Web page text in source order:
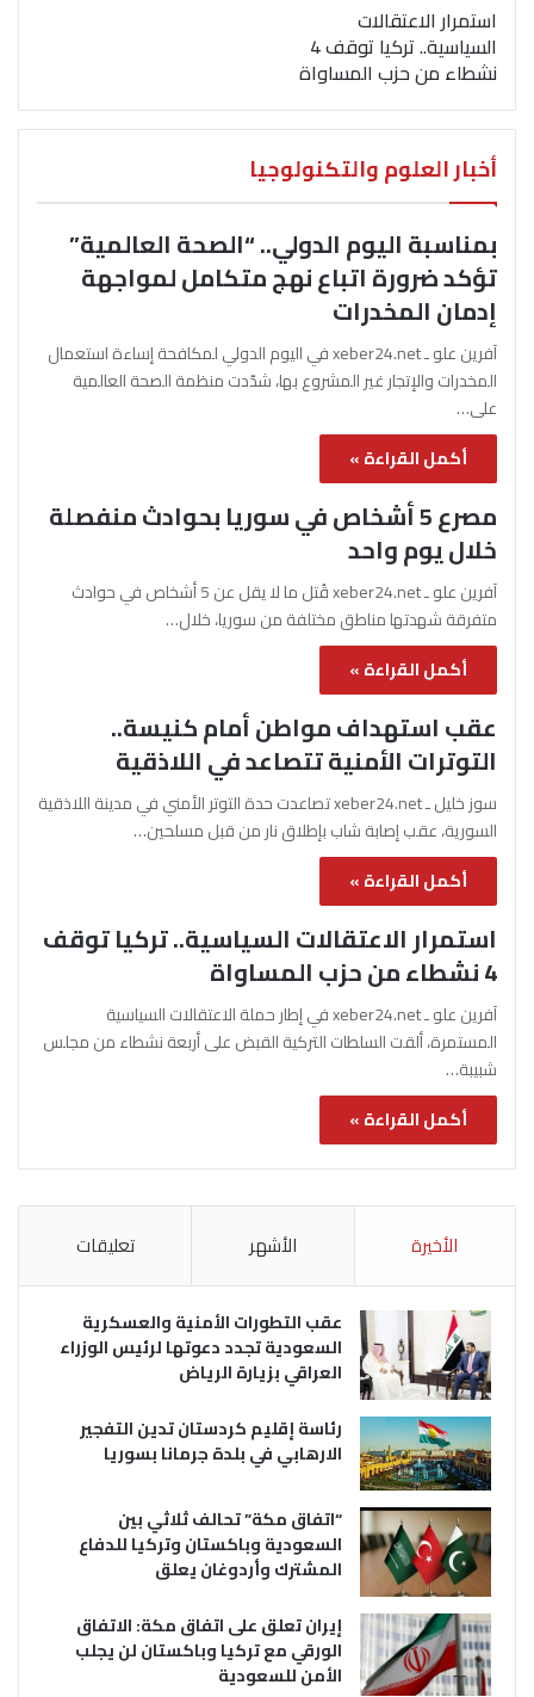
استمرار الاعتقالات
السياسية.. تركيا توقف 4
نشطاء من حزب المساواة
أخبار العلوم والتكنولوجيا
بمناسبة اليوم الدولي.. “الصحة العالمية”
تؤكد ضرورة اتباع نهج متكامل لمواجهة
إدمان المخدرات
آفرين علو ـ xeber24.net في اليوم الدولي لمكافحة إساءة استعمال
المخدرات والإتجار غير المشروع بها، شدّدت منظمة الصحة العالمية
على…
أكمل القراءة »
مصرع 5 أشخاص في سوريا بحوادث منفصلة
خلال يوم واحد
آفرين علو ـ xeber24.net قُتل ما لا يقل عن 5 أشخاص في حوادث
متفرقة شهدتها مناطق مختلفة من سوريا، خلال…
أكمل القراءة »
عقب استهداف مواطن أمام كنيسة..
التوترات الأمنية تتصاعد في اللاذقية
سوز خليل ـ xeber24.net تصاعدت حدة التوتر الأمني في مدينة اللاذقية
السورية، عقب إصابة شاب بإطلاق نار من قبل مسلحين…
أكمل القراءة »
استمرار الاعتقالات السياسية.. تركيا توقف
4 نشطاء من حزب المساواة
آفرين علو ـ xeber24.net في إطار حملة الاعتقالات السياسية
المستمرة، ألقت السلطات التركية القبض على أربعة نشطاء من مجلس
شبيبة…
أكمل القراءة »
الأخيرة الأشهر تعليقات
عقب التطورات الأمنية والعسكرية
السعودية تجدد دعوتها لرئيس الوزراء
العراقي بزيارة الرياض
رئاسة إقليم كردستان تدين التفجير
الارهابي في بلدة جرمانا بسوريا
“اتفاق مكة” تحالف ثلاثي بين
السعودية وباكستان وتركيا للدفاع
المشترك وأردوغان يعلق
إيران تعلق على اتفاق مكة: الاتفاق
الورقي مع تركيا وباكستان لن يجلب
الأمن للسعودية